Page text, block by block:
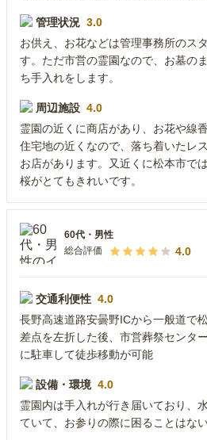
管理状況 3.0
お供え、お花などは管理事務所のス
す。ただ市営の霊園なので、お墓の
ち手入れをします。
周辺施設 4.0
霊園の近くに商店があり、お花や線
住宅地の近くなので、落ち着いたレ
お店があります。又近くに松本市で
桜がとてもきれいです。
60代 ・ 男性
総合評価
4.0
交通利便性 4.0
長野高速道路安曇野ICから一般道で
差点を左折した後、市営葬祭センタ
に駐車して徒歩移動が可能
設備・環境 4.0
霊園内は手入れが行き届いており、
ていて、お参りの際に困ることはな